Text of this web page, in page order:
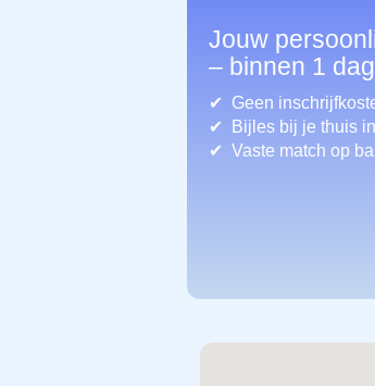
Jouw
– binnen 1
Geen
Bijles bij je thuis
Vaste match op